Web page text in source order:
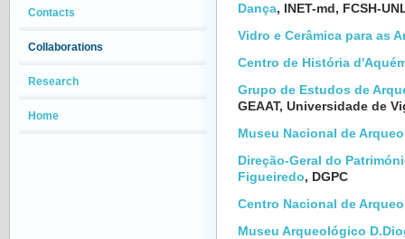
Dança, INET-md, FCSH-
Vidro e Cerâmica para as
Centro de História
Grupo de Estudos de
GEAAT, Universidade de
Museu Nacional de
Direção-Geral do
Figueiredo, DGPC
Centro Nacional de
Museu Arqueológico
Contacts
Collaborations
Research
Home